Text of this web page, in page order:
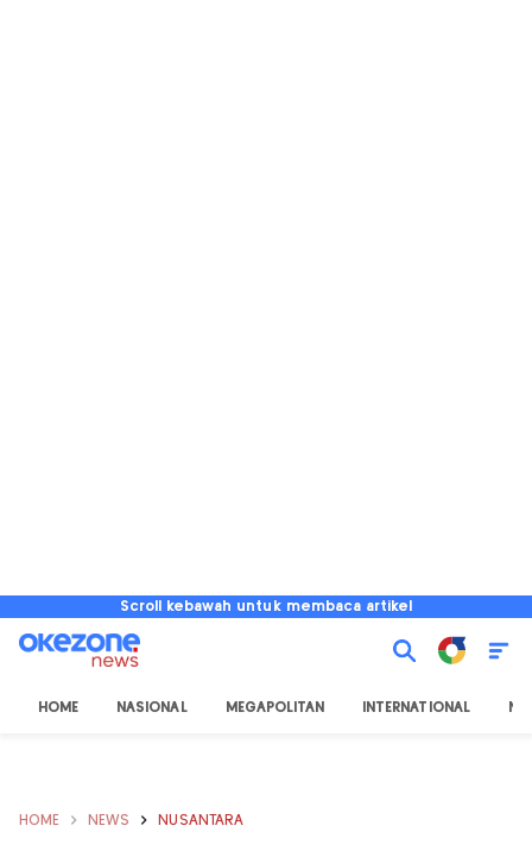
Scroll kebawah untuk membaca artikel
HOME NASIONAL MEGAPOLITAN INTERNATIONAL
HOME NEWS NUSANTARA